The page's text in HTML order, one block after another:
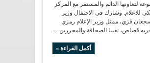
لتعاونها الدائم والمستمر مع المركز
للاعلام. وشارك في الاحتفال وزير
قزي، ممثل وزير الإعلام رمزي
قصاص، نقيبا الصحافة والمحررين ...
أكمل القراءة »